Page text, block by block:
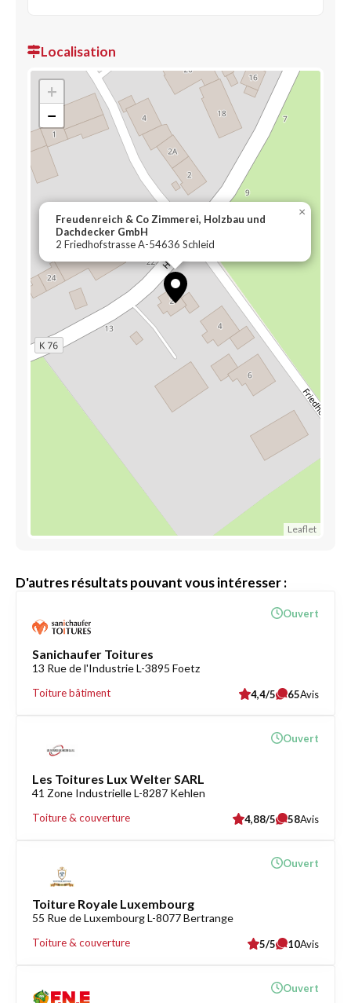
Localisation
Freudenreich & Co Zimmerei, Holzbau und
Dachdecker GmbH
2 Friedhofstrasse A-54636 Schleid
×
+
−
Leaflet
D'autres résultats pouvant vous intéresser :
Sanichaufer Toitures
13 Rue de l'Industrie L-3895 Foetz
Toiture bâtiment
Ouvert
4,4/5 65Avis
Les Toitures Lux Welter SARL
41 Zone Industrielle L-8287 Kehlen
Toiture & couverture
Ouvert
4,88/5 58Avis
Toiture Royale Luxembourg
55 Rue de Luxembourg L-8077 Bertrange
Toiture & couverture
Ouvert
5/5 10Avis
Ouvert